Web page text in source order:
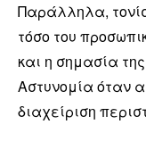
Παράλληλα,
τόσο του
και η σημασία
Αστυνομία όταν
διαχείριση